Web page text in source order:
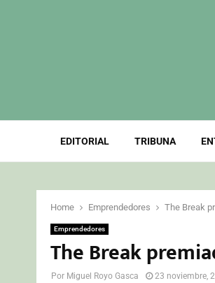
EDITORIAL TRIBUNA
Home Emprendedores The Break
Emprendedores
The Break
Por Miguel Royo Gasca 23 noviembre,